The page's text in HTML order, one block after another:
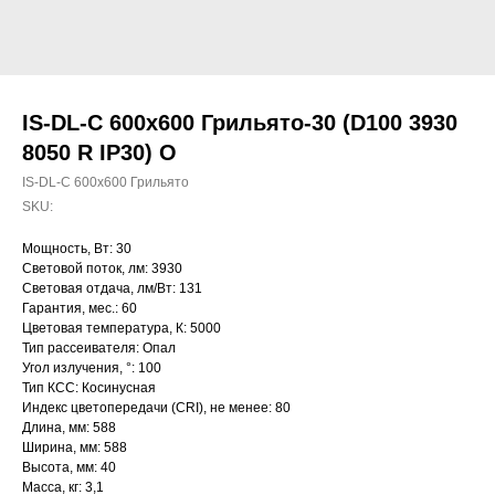
IS-DL-C 600х600 Грильято-30 (D100 3930
8050 R IP30) O
IS-DL-C 600х600 Грильято
SKU:
Мощность, Вт: 30
Световой поток, лм: 3930
Световая отдача, лм/Вт: 131
Гарантия, мес.: 60
Цветовая температура, К: 5000
Тип рассеивателя: Опал
Угол излучения, °: 100
Тип КСС: Косинусная
Индекс цветопередачи (CRI), не менее: 80
Длина, мм: 588
Ширина, мм: 588
Высота, мм: 40
Масса, кг: 3,1